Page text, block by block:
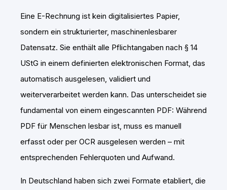
Eine E-Rechnung ist kein digitalisiertes Papier,
sondern ein strukturierter, maschinenlesbarer
Datensatz. Sie enthält alle Pflichtangaben nach § 14
UStG in einem definierten elektronischen Format, das
automatisch ausgelesen, validiert und
weiterverarbeitet werden kann. Das unterscheidet sie
fundamental von einem eingescannten PDF: Während
PDF für Menschen lesbar ist, muss es manuell
erfasst oder per OCR ausgelesen werden – mit
entsprechenden Fehlerquoten und Aufwand.
In Deutschland haben sich zwei Formate etabliert, die